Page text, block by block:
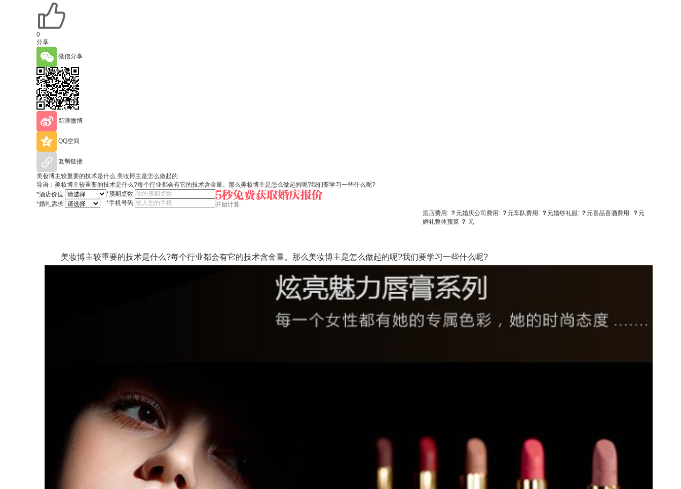
0
分享
微信分享
新浪微博
QQ空间
复制链接
美妆博主较重要的技术是什么 美妆博主是怎么做起的
导语：​美妆博主较重要的技术是什么?每个行业都会有它的技术含金量。那么美妆博主是怎么做起的呢?我们要学习一些什么呢?
*酒店价位
*婚礼需求
*预期桌数
*手机号码
开始计算
酒店费用: ？元婚庆公司费用: ？元车队费用: ？元婚纱礼服: ？元喜品喜酒费用: ？元
婚礼整体预算 ？ 元
美妆博主较重要的技术是什么?每个行业都会有它的技术含金量。那么美妆博主是怎么做起的呢?我们要学习一些什么呢?